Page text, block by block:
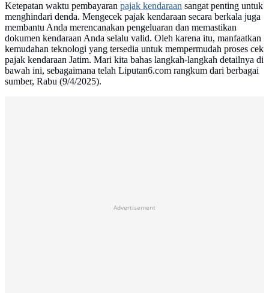
Ketepatan waktu pembayaran pajak kendaraan sangat penting untuk
menghindari denda. Mengecek pajak kendaraan secara berkala juga
membantu Anda merencanakan pengeluaran dan memastikan
dokumen kendaraan Anda selalu valid. Oleh karena itu, manfaatkan
kemudahan teknologi yang tersedia untuk mempermudah proses cek
pajak kendaraan Jatim. Mari kita bahas langkah-langkah detailnya di
bawah ini, sebagaimana telah Liputan6.com rangkum dari berbagai
sumber, Rabu (9/4/2025).
Advertisement